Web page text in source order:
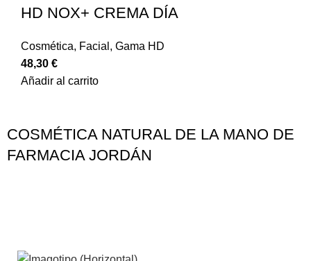
HD NOX+ CREMA DÍA
Cosmética, Facial , Gama HD
48,30 €
Añadir al carrito
COSMÉTICA NATURAL DE LA MANO DE
FARMACIA JORDÁN